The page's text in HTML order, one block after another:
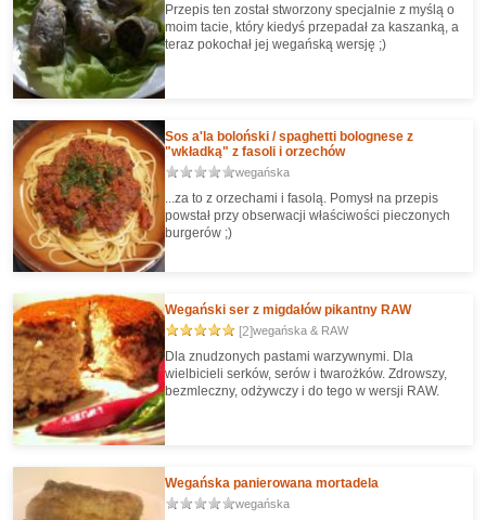
Przepis ten został stworzony specjalnie z myślą o
moim tacie, który kiedyś przepadał za kaszanką, a
teraz pokochał jej wegańską wersję ;)
Sos a'la boloński / spaghetti bolognese z
"wkładką" z fasoli i orzechów
wegańska
...za to z orzechami i fasolą. Pomysł na przepis
powstał przy obserwacji właściwości pieczonych
burgerów ;)
Wegański ser z migdałów pikantny RAW
[2]wegańska & RAW
Dla znudzonych pastami warzywnymi. Dla
wielbicieli serków, serów i twarożków. Zdrowszy,
bezmleczny, odżywczy i do tego w wersji RAW.
Wegańska panierowana mortadela
wegańska